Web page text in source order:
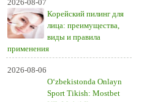
2026-08-07
Корейский пилинг для
лица: преимущества,
виды и правила
применения
2026-08-06
O‘zbekistonda Onlayn
Sport Tikish: Mostbet